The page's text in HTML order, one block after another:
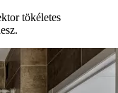
tökéletes